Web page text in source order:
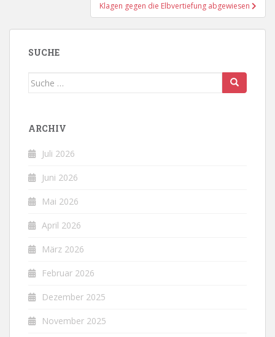
Klagen gegen die Elbvertiefung abgewiesen
SUCHE
Suche
ARCHIV
Juli 2026
Juni 2026
Mai 2026
April 2026
März 2026
Februar 2026
Dezember 2025
November 2025